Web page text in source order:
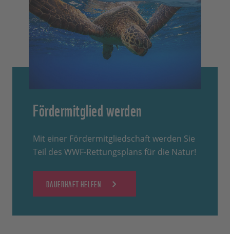
Fördermitglied werden
Mit einer Fördermitgliedschaft werden Sie
Teil des WWF-Rettungsplans für die Natur!
DAUERHAFT HELFEN